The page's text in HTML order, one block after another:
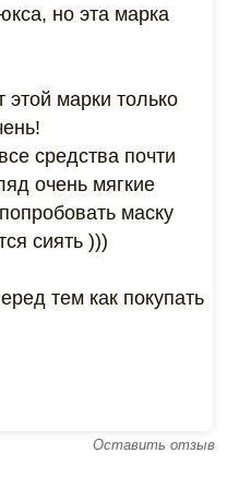
но эта марка
марки только
средства почти
очень мягкие
маску
сиять )))
тем как покупать
Оставить отзыв